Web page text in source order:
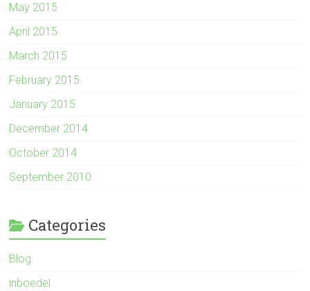
May 2015
April 2015
March 2015
February 2015
January 2015
December 2014
October 2014
September 2010
Categories
Blog
inboedel